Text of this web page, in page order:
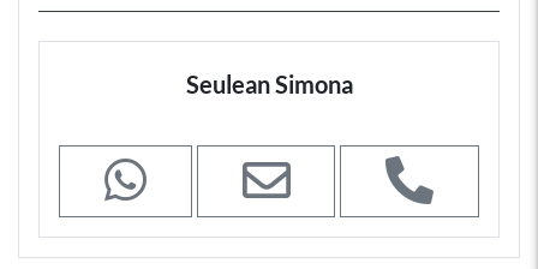
Seulean Simona